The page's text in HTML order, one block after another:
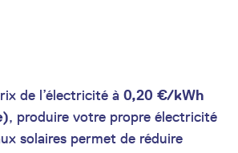
de l’électricité à 0,20 €/kWh
, produire votre propre électricité
solaires permet de réduire